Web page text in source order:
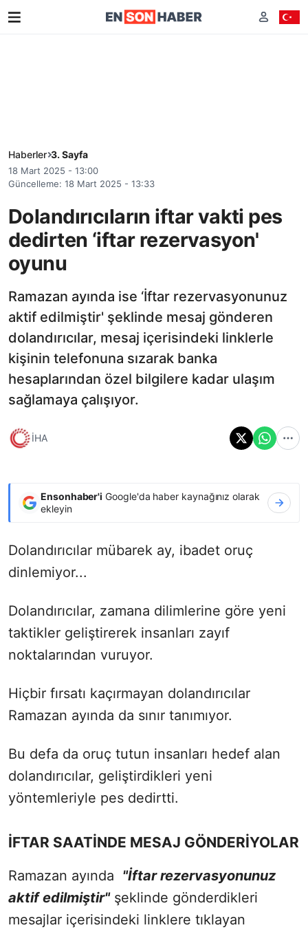
Haberler 3. Sayfa
18 Mart 2025 - 13:00
Güncelleme: 18 Mart 2025 - 13:33
Dolandırıcıların iftar vakti pes
dedirten ‘iftar rezervasyon'
oyunu
Ramazan ayında ise ‘İftar rezervasyonunuz
aktif edilmiştir' şeklinde mesaj gönderen
dolandırıcılar, mesaj içerisindeki linklerle
kişinin telefonuna sızarak banka
hesaplarından özel bilgilere kadar ulaşım
sağlamaya çalışıyor.
İHA
Ensonhaber'i Google'da haber kaynağınız olarak
ekleyin
Dolandırıcılar mübarek ay, ibadet oruç
dinlemiyor...
Dolandırıcılar, zamana dilimlerine göre yeni
taktikler geliştirerek insanları zayıf
noktalarından vuruyor.
Hiçbir fırsatı kaçırmayan dolandırıcılar
Ramazan ayında da sınır tanımıyor.
Bu defa da oruç tutun insanları hedef alan
dolandırıcılar, geliştirdikleri yeni
yöntemleriyle pes dedirtti.
İFTAR SAATİNDE MESAJ GÖNDERİYOLAR
Ramazan ayında "İftar rezervasyonunuz
aktif edilmiştir"şeklinde gönderdikleri
mesajlar içerisindeki linklere tıklayan